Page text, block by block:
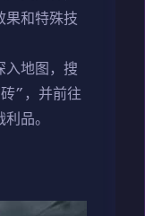
果和特殊技
入地图，搜
”，并前往
品。